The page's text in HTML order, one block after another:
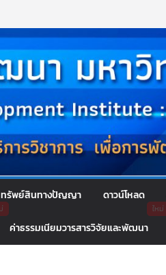
ทรัพย์สินทางปัญญา ดาวน์โหลด
ค่าธรรมเนียมวารสารวิจัยและพัฒนา